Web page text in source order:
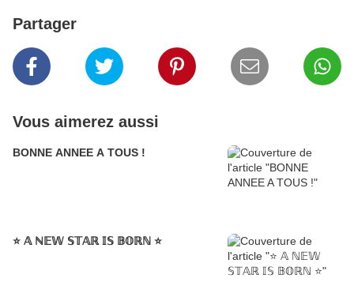
Partager
Vous aimerez aussi
BONNE ANNEE A TOUS !
⭐️ 𝔸 ℕ𝔼𝕎 𝕊𝕋𝔸ℝ 𝕀𝕊 𝔹𝕆ℝℕ ⭐️